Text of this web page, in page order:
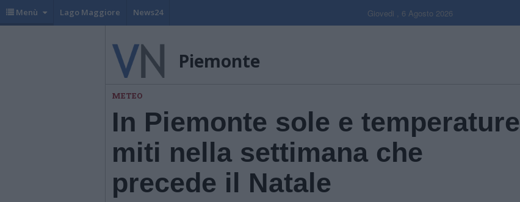
Menù Lago Maggiore News24 Giovedi , 6 Agosto 2026
Piemonte
METEO
In Piemonte sole e temperature
miti nella settimana che
precede il Natale